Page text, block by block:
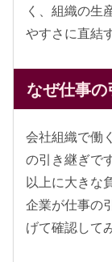
く、組織の生
やすさに直結
なぜ仕事
会社組織で働
の引き継ぎで
以上に大きな
企業が仕事の
げて確認して